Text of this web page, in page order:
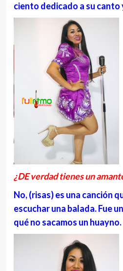
ciento dedicado a su canto
¿DE verdad tienes un
No, (risas) es una canción
escuchar una balada. Fue
qué no sacamos un huayno.